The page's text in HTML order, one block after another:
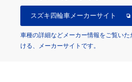
スズキ四輪車メーカーサイト
車種の詳細などメーカー情報をご覧いた
ける、メーカーサイトです。